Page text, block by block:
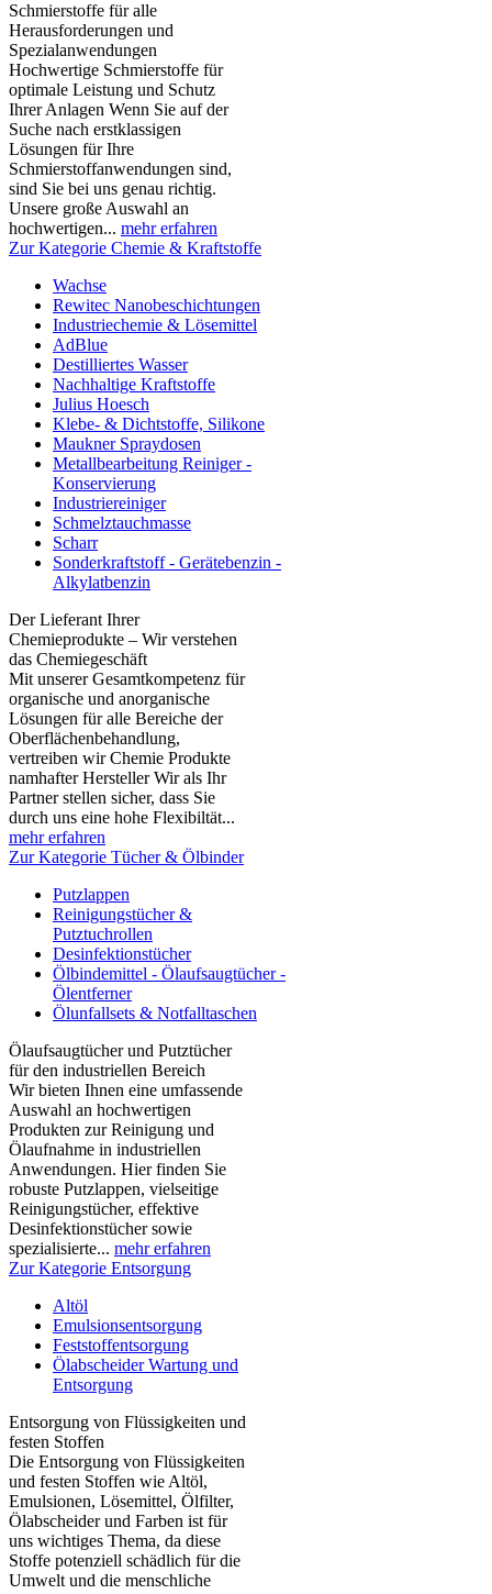
Schmierstoffe für alle
Herausforderungen und
Spezialanwendungen
Hochwertige Schmierstoffe für
optimale Leistung und Schutz
Ihrer Anlagen Wenn Sie auf der
Suche nach erstklassigen
Lösungen für Ihre
Schmierstoffanwendungen sind,
sind Sie bei uns genau richtig.
Unsere große Auswahl an
hochwertigen... mehr erfahren
Zur Kategorie Chemie & Kraftstoffe
Wachse
Rewitec Nanobeschichtungen
Industriechemie & Lösemittel
AdBlue
Destilliertes Wasser
Nachhaltige Kraftstoffe
Julius Hoesch
Klebe- & Dichtstoffe, Silikone
Maukner Spraydosen
Metallbearbeitung Reiniger -
Konservierung
Industriereiniger
Schmelztauchmasse
Scharr
Sonderkraftstoff - Gerätebenzin -
Alkylatbenzin
Der Lieferant Ihrer
Chemieprodukte – Wir verstehen
das Chemiegeschäft
Mit unserer Gesamtkompetenz für
organische und anorganische
Lösungen für alle Bereiche der
Oberflächenbehandlung,
vertreiben wir Chemie Produkte
namhafter Hersteller Wir als Ihr
Partner stellen sicher, dass Sie
durch uns eine hohe Flexibiltät...
mehr erfahren
Zur Kategorie Tücher & Ölbinder
Putzlappen
Reinigungstücher &
Putztuchrollen
Desinfektionstücher
Ölbindemittel - Ölaufsaugtücher -
Ölentferner
Ölunfallsets & Notfalltaschen
Ölaufsaugtücher und Putztücher
für den industriellen Bereich
Wir bieten Ihnen eine umfassende
Auswahl an hochwertigen
Produkten zur Reinigung und
Ölaufnahme in industriellen
Anwendungen. Hier finden Sie
robuste Putzlappen, vielseitige
Reinigungstücher, effektive
Desinfektionstücher sowie
spezialisierte... mehr erfahren
Zur Kategorie Entsorgung
Altöl
Emulsionsentsorgung
Feststoffentsorgung
Ölabscheider Wartung und
Entsorgung
Entsorgung von Flüssigkeiten und
festen Stoffen
Die Entsorgung von Flüssigkeiten
und festen Stoffen wie Altöl,
Emulsionen, Lösemittel, Ölfilter,
Ölabscheider und Farben ist für
uns wichtiges Thema, da diese
Stoffe potenziell schädlich für die
Umwelt und die menschliche